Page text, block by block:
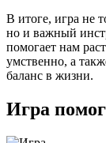
В итоге, игра не
но и важный
помогает нам
умственно, а
баланс в жизни.
Игра